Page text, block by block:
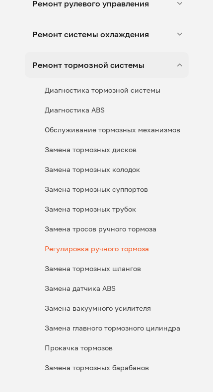
Ремонт рулевого управления
Ремонт системы охлаждения
Ремонт тормозной системы
Диагностика тормозной системы
Диагностика ABS
Обслуживание тормозных механизмов
Замена тормозных дисков
Замена тормозных колодок
Замена тормозных суппортов
Замена тормозных трубок
Замена тросов ручного тормоза
Регулировка ручного тормоза
Замена тормозных шлангов
Замена датчика ABS
Замена вакуумного усилителя
Замена главного тормозного цилиндра
Прокачка тормозов
Замена тормозных барабанов